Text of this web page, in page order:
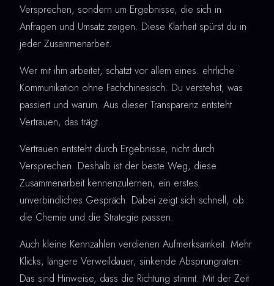
Versprechen, sondern um Ergebnisse, die sich in
Anfragen und Umsatz zeigen. Diese Klarheit spürst du in
jeder Zusammenarbeit.
Wer mit ihm arbeitet, schätzt vor allem eines: ehrliche
Kommunikation ohne Fachchinesisch. Du verstehst, was
passiert und warum. Aus dieser Transparenz entsteht
Vertrauen, das trägt.
Vertrauen entsteht durch Ergebnisse, nicht durch
Versprechen. Deshalb ist der beste Weg, diese
Zusammenarbeit kennenzulernen, ein erstes
unverbindliches Gespräch. Dabei zeigt sich schnell, ob
die Chemie und die Strategie passen.
Auch kleine Kennzahlen verdienen Aufmerksamkeit. Mehr
Klicks, längere Verweildauer, sinkende Absprungraten:
Das sind Hinweise, dass die Richtung stimmt. Mit der Zeit